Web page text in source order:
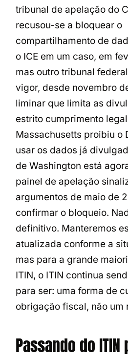
tribunal de apelação do
recusou-se a bloquear o
compartilhamento de
o ICE em um caso, em
mas outro tribunal
vigor, desde novembro
liminar que limita as
estrito cumprimento
Massachusetts proibiu o
usar os dados já
de Washington está
painel de apelação
argumentos de maio de
confirmar o bloqueio.
definitivo. Manteremos
atualizada conforme a
mas para a grande
ITIN, o ITIN continua
para ser: uma forma de
obrigação fiscal, não um
Passando do ITIN